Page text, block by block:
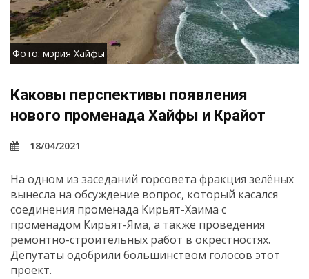
Фото: мэрия Хайфы
Каковы перспективы появления
нового променада Хайфы и Крайот
18/04/2021
На одном из заседаний горсовета фракция зелёных
вынесла на обсуждение вопрос, который касался
соединения променада Кирьят-Хаима с
променадом Кирьят-Яма, а также проведения
ремонтно-строительных работ в окрестностях.
Депутаты одобрили большинством голосов этот
проект.